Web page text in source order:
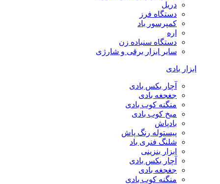
دریل
دستگاه فرز
کمپرسور باد
اره
دستگاه سنباده زن
سایر ابزار برقی و شارژی
ابزار بادی
آچار بکس بادی
جغجغه بادی
منگنه کوب بادی
میخ کوب بادی
بادپاش
پیستوله رنگ پاش
شلنگ فنری باد
ابزار بنزینی
آچار بکس بادی
جغجغه بادی
منگنه کوب بادی